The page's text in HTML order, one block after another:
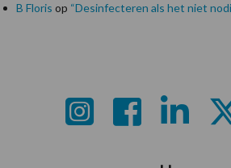
B Floris op “Desinfecteren als het niet